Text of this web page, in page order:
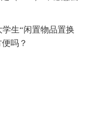
学生“闲置物品置换
吗？